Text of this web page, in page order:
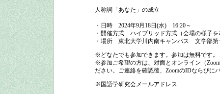
人称詞「あなた」の成立
・日時 2024年9月 18日 (水) 16:20～
・開催方式 ハイブリッド方式（会場の様子
・場所 東北大学川内南キャンパス 文学部第
※どなたでも参加できます。参加は無料です。
※参加ご希望の方は、対面とオンライン（
ださい。ご連絡を確認後、ZoomのIDならびに
※国語学研究会メールアドレス